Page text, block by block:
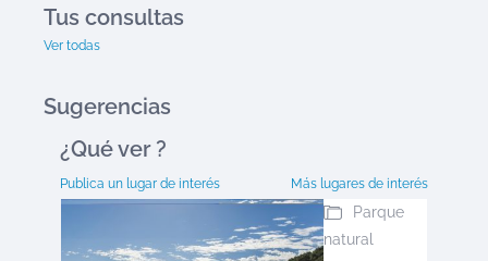
Tus consultas
Ver todas
Sugerencias
¿Qué ver ?
Publica un lugar de interés Más lugares de interés
Parque
natural